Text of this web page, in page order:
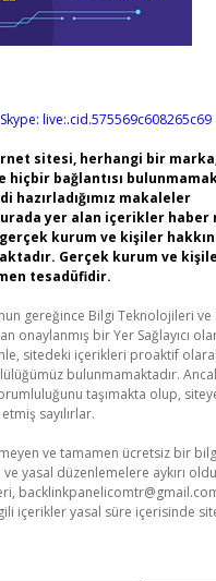
Skype: live:.cid.575569c608265c69
sitesi, herhangi bir
hiçbir bağlantısı
hazırladığımız makaleler
yer alan içerikler haber
kurum ve kişiler
Gerçek kurum ve
tesadüfidir.
gereğince Bilgi Teknolojileri
onaylanmış bir Yer Sağlayıcı
sitedeki içerikleri proaktif
bulunmamaktadır.
taşımakta olup,
sayılırlar.
ve tamamen ücretsiz bir
yasal düzenlemelere aykırı
içerikler yasal süre içerisinde